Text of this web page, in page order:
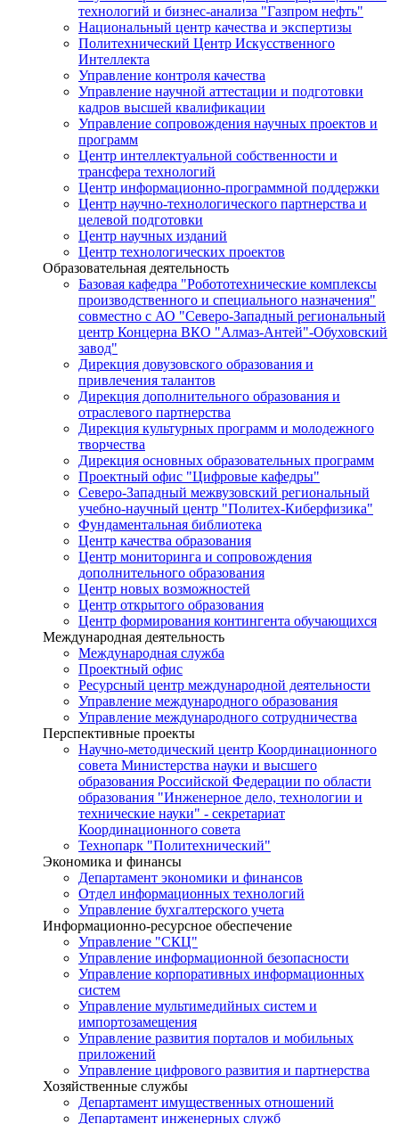
технологий и бизнес-анализа "Газпром нефть"
Национальный центр качества и экспертизы
Политехнический Центр Искусственного
Интеллекта
Управление контроля качества
Управление научной аттестации и подготовки
кадров высшей квалификации
Управление сопровождения научных проектов и
программ
Центр интеллектуальной собственности и
трансфера технологий
Центр информационно-программной поддержки
Центр научно-технологического партнерства и
целевой подготовки
Центр научных изданий
Центр технологических проектов
Образовательная деятельность
Базовая кафедра "Робототехнические комплексы
производственного и специального назначения"
совместно с АО "Северо-Западный региональный
центр Концерна ВКО "Алмаз-Антей"-Обуховский
завод"
Дирекция довузовского образования и
привлечения талантов
Дирекция дополнительного образования и
отраслевого партнерства
Дирекция культурных программ и молодежного
творчества
Дирекция основных образовательных программ
Проектный офис "Цифровые кафедры"
Северо-Западный межвузовский региональный
учебно-научный центр "Политех-Киберфизика"
Фундаментальная библиотека
Центр качества образования
Центр мониторинга и сопровождения
дополнительного образования
Центр новых возможностей
Центр открытого образования
Центр формирования контингента обучающихся
Международная деятельность
Международная служба
Проектный офис
Ресурсный центр международной деятельности
Управление международного образования
Управление международного сотрудничества
Перспективные проекты
Научно-методический центр Координационного
совета Министерства науки и высшего
образования Российской Федерации по области
образования "Инженерное дело, технологии и
технические науки" - секретариат
Координационного совета
Технопарк "Политехнический"
Экономика и финансы
Департамент экономики и финансов
Отдел информационных технологий
Управление бухгалтерского учета
Информационно-ресурсное обеспечение
Управление "СКЦ"
Управление информационной безопасности
Управление корпоративных информационных
систем
Управление мультимедийных систем и
импортозамещения
Управление развития порталов и мобильных
приложений
Управление цифрового развития и партнерства
Хозяйственные службы
Департамент имущественных отношений
Департамент инженерных служб